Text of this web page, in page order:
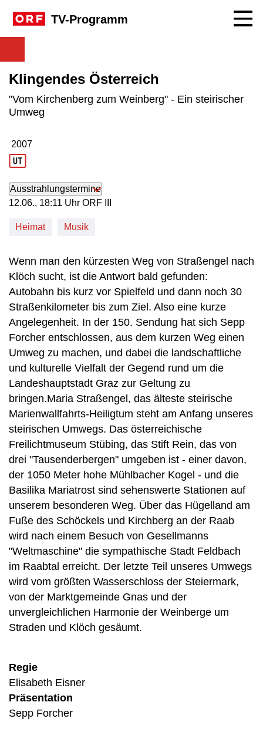
TV-Programm
Klingendes Österreich
"Vom Kirchenberg zum Weinberg" - Ein steirischer
Umweg
Produktionsjahr: 2007
2007
Ausstrahlungstermine
12. Juni, 18:11 Uhr in ORF III
12.06., 18:11 Uhr ORF III
Heimat Musik
Wenn man den kürzesten Weg von Straßengel nach
Klöch sucht, ist die Antwort bald gefunden:
Autobahn bis kurz vor Spielfeld und dann noch 30
Straßenkilometer bis zum Ziel. Also eine kurze
Angelegenheit. In der 150. Sendung hat sich Sepp
Forcher entschlossen, aus dem kurzen Weg einen
Umweg zu machen, und dabei die landschaftliche
und kulturelle Vielfalt der Gegend rund um die
Landeshauptstadt Graz zur Geltung zu
bringen.Maria Straßengel, das älteste steirische
Marienwallfahrts-Heiligtum steht am Anfang unseres
steirischen Umwegs. Das österreichische
Freilichtmuseum Stübing, das Stift Rein, das von
drei "Tausenderbergen" umgeben ist - einer davon,
der 1050 Meter hohe Mühlbacher Kogel - und die
Basilika Mariatrost sind sehenswerte Stationen auf
unserem besonderen Weg. Über das Hügelland am
Fuße des Schöckels und Kirchberg an der Raab
wird nach einem Besuch von Gesellmanns
"Weltmaschine" die sympathische Stadt Feldbach
im Raabtal erreicht. Der letzte Teil unseres Umwegs
wird vom größten Wasserschloss der Steiermark,
von der Marktgemeinde Gnas und der
unvergleichlichen Harmonie der Weinberge um
Straden und Klöch gesäumt.
Regie
Elisabeth Eisner
Präsentation
Sepp Forcher